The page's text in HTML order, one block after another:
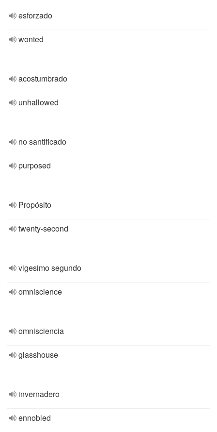
esforzado
wonted
acostumbrado
unhallowed
no santificado
purposed
Propósito
twenty-second
vigesimo segundo
omniscience
omnisciencia
glasshouse
invernadero
ennobled